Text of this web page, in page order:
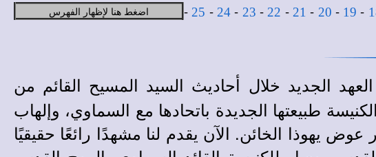
اضغط هنا لإظهار الفهرس -
19
-
20
-
21
-
22
-
23
-
24
-
25
-
الجديد خلال أحاديث السيد المسيح القائم من
طبيعتها الجديدة باتحادها مع السماوي، وإلهاب
يهوذا الخائن. الآن يقدم لنا مشهدًا رائعًا حقيقيًا